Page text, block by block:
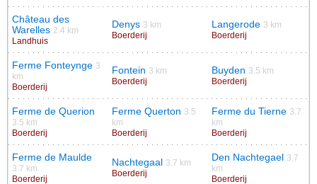
Château des
Warelles 2.4 km
Landhuis
Denys 3 km
Boerderij
Langerode 3 km
Boerderij
Ferme Fonteynge 3
km
Boerderij
Fontein 3 km
Boerderij
Buyden 3.5 km
Boerderij
Ferme de Querion
3.5 km
Boerderij
Ferme Querton 3.5
km
Boerderij
Ferme du Tierne 3.7
km
Boerderij
Ferme de Maulde
3.7 km
Boerderij
Nachtegaal 3.7 km
Boerderij
Den Nachtegael 3.7
km
Boerderij